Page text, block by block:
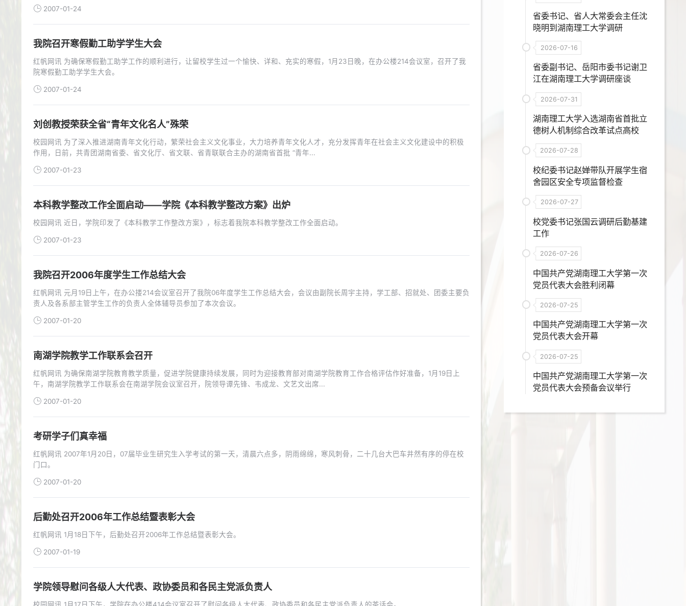
2007-01-24
我院召开寒假勤工助学学生大会
红帆网讯 为确保寒假勤工助学工作的顺利进行，让留校学生过一个愉快、详和、充实的寒假，1月23日晚，在办公楼214会议室，召开了我
院寒假勤工助学学生大会。
2007-01-24
刘创教授荣获全省“青年文化名人”殊荣
校园网讯 为了深入推进湖南青年文化行动，繁荣社会主义文化事业，大力培养青年文化人才，充分发挥青年在社会主义文化建设中的积极
作用，日前，共青团湖南省委、省文化厅、省文联、省青联联合主办的湖南省首批 “青年...
2007-01-23
本科教学整改工作全面启动——学院《本科教学整改方案》出炉
校园网讯 近日，学院印发了《本科教学工作整改方案》，标志着我院本科教学整改工作全面启动。
2007-01-23
我院召开2006年度学生工作总结大会
红帆网讯 元月19日上午，在办公搂214会议室召开了我院06年度学生工作总结大会，会议由副院长周宇主持，学工部、招就处、团委主要负
责人及各系部主管学生工作的负责人全体辅导员参加了本次会议。
2007-01-20
南湖学院教学工作联系会召开
红帆网讯 为确保南湖学院教育教学质量，促进学院健康持续发展，同时为迎接教育部对南湖学院教育工作合格评估作好准备，1月19日上
午，南湖学院教学工作联系会在南湖学院会议室召开，院领导谭先锋、韦成龙、文艺文出席...
2007-01-20
考研学子们真幸福
红帆网讯 2007年1月20日，07届毕业生研究生入学考试的第一天，清晨六点多，阴雨绵绵，寒风刺骨，二十几台大巴车井然有序的停在校
门口。
2007-01-20
后勤处召开2006年工作总结暨表彰大会
红帆网讯 1月18日下午，后勤处召开2006年工作总结暨表彰大会。
2007-01-19
学院领导慰问各级人大代表、政协委员和各民主党派负责人
省委书记、省人大常委会主任沈
晓明到湖南理工大学调研
2026-07-16
省委副书记、岳阳市委书记谢卫
江在湖南理工大学调研座谈
2026-07-31
湖南理工大学入选湖南省首批立
德树人机制综合改革试点高校
2026-07-28
校纪委书记赵婵带队开展学生宿
舍园区安全专项监督检查
2026-07-27
校党委书记张国云调研后勤基建
工作
2026-07-26
中国共产党湖南理工大学第一次
党员代表大会胜利闭幕
2026-07-25
中国共产党湖南理工大学第一次
党员代表大会开幕
2026-07-25
中国共产党湖南理工大学第一次
党员代表大会预备会议举行